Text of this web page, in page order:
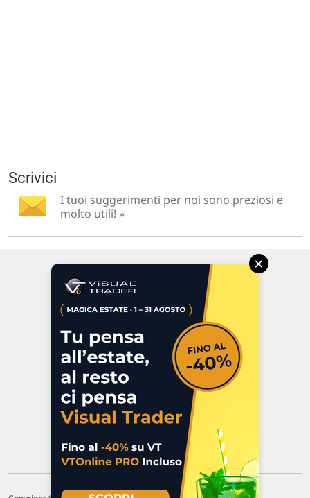
Scrivici
I tuoi suggerimenti per noi sono preziosi e
molto utili! »
47923 Rimini
P.IVA 02 452 460 401
Chi siamo
Commenti e segnalazioni
Contattaci
×